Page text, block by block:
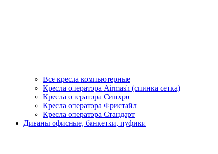
Все кресла компьютерные
Кресла оператора Airmash (спинка сетка)
Кресла оператора Синхро
Кресла оператора Фристайл
Кресла оператора Стандарт
Диваны офисные, банкетки, пуфики